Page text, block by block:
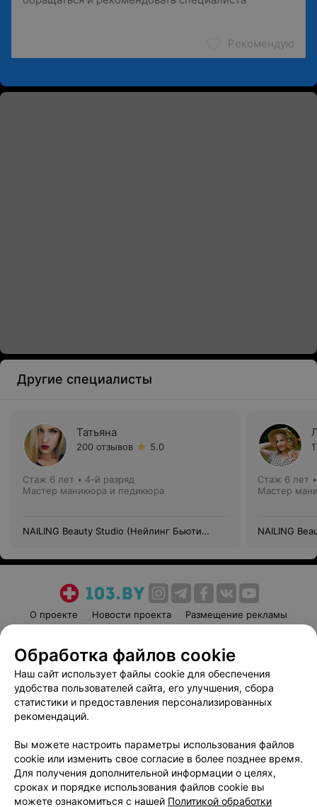
Рекомендую
Другие специалисты
Татьяна
200 отзывов 5.0
Стаж 6 лет • 4-й разряд
Мастер маникюра и педикюра
NAILING Beauty Studio (Нейлинг Бьюти
Стаж 6 лет
Мастер
NAILING
О проекте Новости проекта
Размещение рекламы
Пользовательское соглашение
Способы оплаты
Вакансии
Партнеры
Написать руководителю 103.by
Обработка персональных данных
Обработка файлов cookie
Наш сайт использует файлы cookie для обеспечения
удобства пользователей сайта, его улучшения, сбора
статистики и предоставления персонализированных
рекомендаций.
Вы можете настроить параметры использования файлов
cookie или изменить свое согласие в более позднее время.
Для получения дополнительной информации о целях,
сроках и порядке использования файлов cookie вы
можете ознакомиться с нашей Политикой обработки